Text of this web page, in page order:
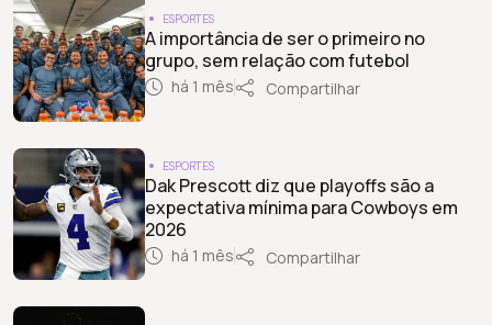
ESPORTES
A importância de ser o primeiro no
grupo, sem relação com futebol
há 1 mês Compartilhar
ESPORTES
Dak Prescott diz que playoffs são a
expectativa mínima para Cowboys em
2026
há 1 mês Compartilhar